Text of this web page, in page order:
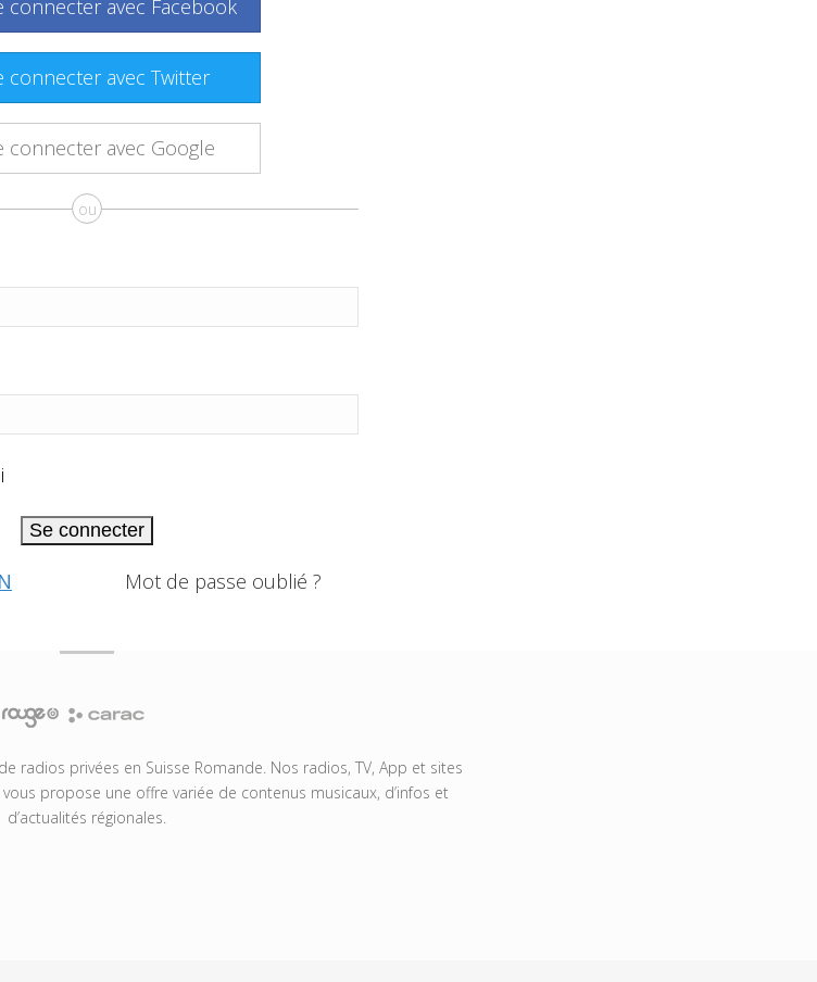
connecter avec Facebook
connecter avec Twitter
connecter avec Google
ou
Se connecter
Mot de passe oublié ?
radios privées en Suisse Romande. Nos radios, TV, App et sites
propose une offre variée de contenus musicaux, d’infos et
d’actualités régionales.